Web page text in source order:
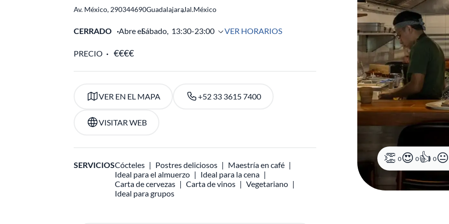
0 0 0
Av. México, 290344690Guadalajara
,Jal.México
CERRADO Abre elSábado, 13:30-23:00 VER HORARIOS
PRECIO
VER EN EL MAPA +52 33 3615 7400
VISITAR WEB
SERVICIOSCócteles Postres deliciosos
Maestría en café
Ideal para el almuerzo
Ideal para la cena
Carta de cervezas
Carta de vinos
Vegetariano
Ideal para grupos